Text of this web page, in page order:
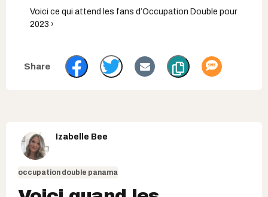
Voici ce qui attend les fans d’Occupation Double pour
2023 ›
Izabelle Bee
occupation double panama